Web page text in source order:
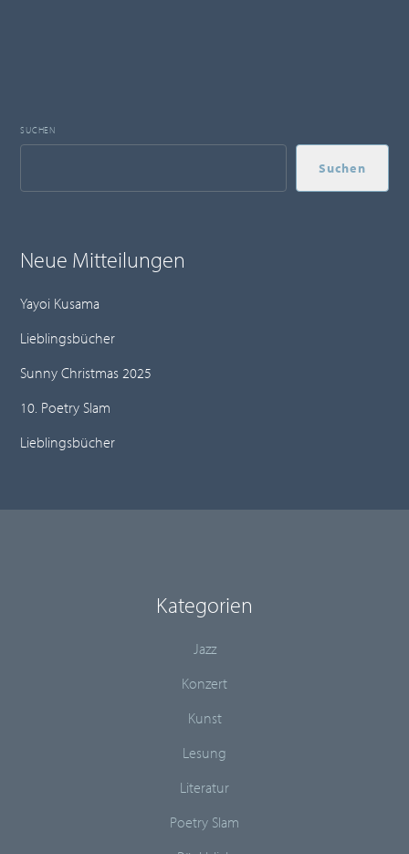
SUCHEN
Suchen
Neue Mitteilungen
Yayoi Kusama
Lieblingsbücher
Sunny Christmas 2025
10. Poetry Slam
Lieblingsbücher
Kategorien
Jazz
Konzert
Kunst
Lesung
Literatur
Poetry Slam